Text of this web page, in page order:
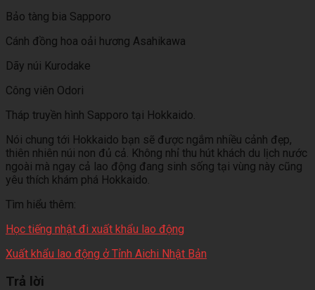
Bảo tàng bia Sapporo
Cánh đồng hoa oải hương Asahikawa
Dãy núi Kurodake
Công viên Odori
Tháp truyền hình Sapporo tại Hokkaido.
Nói chung tới Hokkaido bạn sẽ được ngắm nhiều cảnh đẹp,
thiên nhiên núi non đủ cả. Không nhỉ thu hút khách du lịch nước
ngoài mà ngay cả lao động đang sinh sống tại vùng này cũng
yêu thích khám phá Hokkaido.
Tìm hiểu thêm:
Học tiếng nhật đi xuất khẩu lao động
Xuất khẩu lao động ở Tỉnh Aichi Nhật Bản
Trả lời